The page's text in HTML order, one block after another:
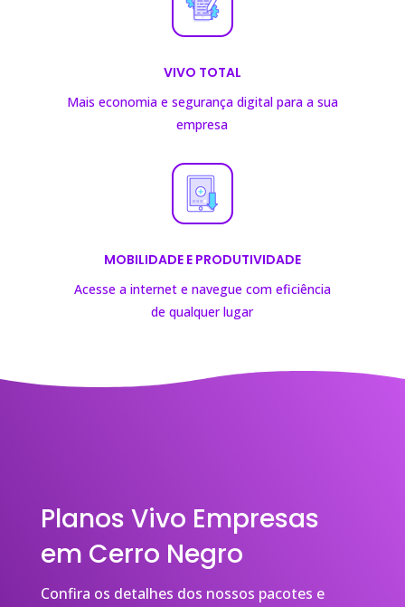
VIVO TOTAL
Mais economia e segurança digital para a sua
empresa
MOBILIDADE E PRODUTIVIDADE
Acesse a internet e navegue com eficiência
dequalquer lugar
Planos Vivo Empresas
em Cerro Negro
Confira os detalhes dos nossos pacotes e